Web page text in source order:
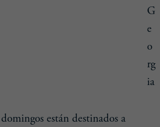
G
e
o
rg
ia
están destinados a